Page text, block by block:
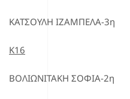
ΚΑΤΣΟΥΛΗ ΙΖΑΜΠΕΛΑ-3η
Κ16
ΒΟΛΙΩΝΙΤΑΚΗ ΣΟΦΙΑ-2η